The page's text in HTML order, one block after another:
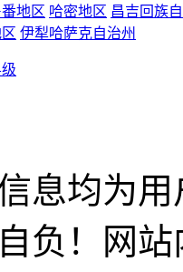
地区 哈密地区 昌吉回族
伊犁哈萨克自治州
息均为
负！网